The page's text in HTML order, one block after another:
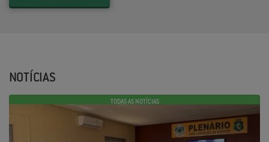
NOTÍCIAS
TODAS AS NOTÍCIAS